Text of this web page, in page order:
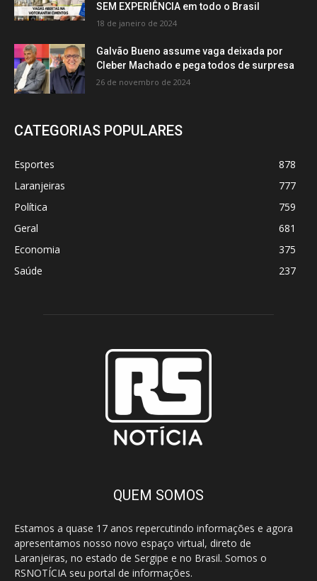
SEM EXPERIÊNCIA em todo o Brasil
18 de janeiro de 2024
Galvão Bueno assume vaga deixada por
Cleber Machado e pega todos de surpresa
26 de novembro de 2024
CATEGORIAS POPULARES
Esportes
878
Laranjeiras
777
Política
759
Geral
681
Economia
375
Saúde
237
QUEM SOMOS
Estamos a quase 17 anos repercutindo informações e agora
apresentamos nosso novo espaço virtual, direto de
Laranjeiras, no estado de Sergipe e no Brasil. Somos o
RSNOTÍCIA seu portal de informações.